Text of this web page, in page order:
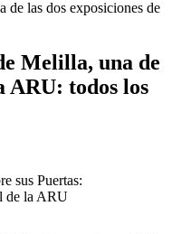
Melilla, una de
ARU: todos los
sus Puertas:
de la ARU